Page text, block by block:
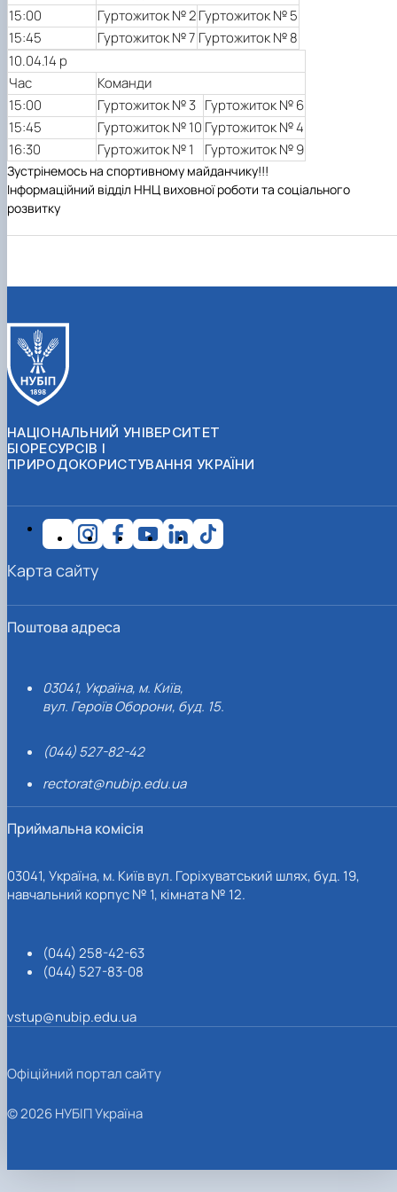
15:00
Гуртожиток № 2Гуртожиток № 5
15:45
Гуртожиток № 7 Гуртожиток № 8
10.04.14 р
Час
Команди
15:00
Гуртожиток № 3 Гуртожиток № 6
15:45
Гуртожиток № 10 Гуртожиток № 4
16:30
Гуртожиток № 1 Гуртожиток № 9
Зустрінемось на спортивному майданчику!!!
Інформаційний відділ ННЦ виховної роботи та соціального
розвитку
НАЦІОНАЛЬНИЙ УНІВЕРСИТЕТ
БІОРЕСУРСІВ І
ПРИРОДОКОРИСТУВАННЯ УКРАЇНИ
Поштова адреса
03041, Україна, м. Київ,
вул. Героїв Оборони, буд. 15.
(044) 527-82-42
rectorat@nubip.edu.ua
Приймальна комісія
03041, Україна, м. Київ вул. Горіхуватський шлях, буд. 19,
навчальний корпус № 1, кімната № 12.
(044) 258-42-63
(044) 527-83-08
vstup@nubip.edu.ua
Карта сайту
Офіційний портал сайту
© 2026 НУБІП Україна